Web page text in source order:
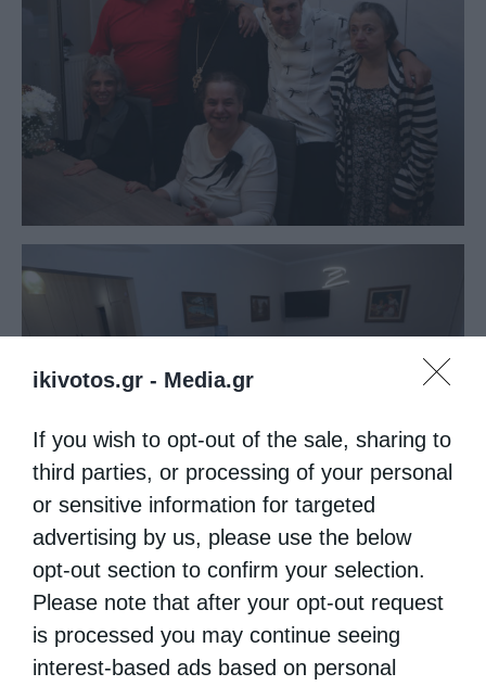
ikivotos.gr - Media.gr
If you wish to opt-out of the sale, sharing to
third parties, or processing of your personal
or sensitive information for targeted
advertising by us, please use the below
opt-out section to confirm your selection.
Please note that after your opt-out request
is processed you may continue seeing
interest-based ads based on personal